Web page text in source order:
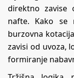
direktno zavise
nafte. Kako se
burzovna
zavisi od uvoza,
formiranje